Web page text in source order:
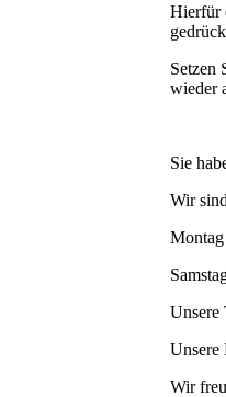
Hierfür
Setzen
wieder
Sie
Wir
Unsere
Wir